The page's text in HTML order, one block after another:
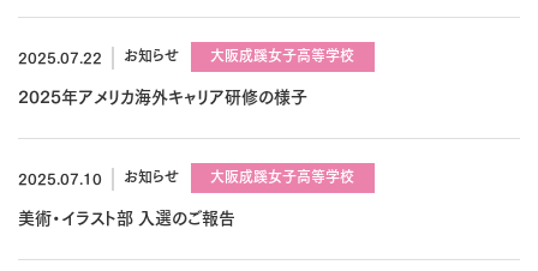
2025.07.22 お知らせ 大阪成蹊女子高等学校
2025年アメリカ海外キャリア研修の様子
2025.07.10 お知らせ 大阪成蹊女子高等学校
美術・イラスト部 入選のご報告